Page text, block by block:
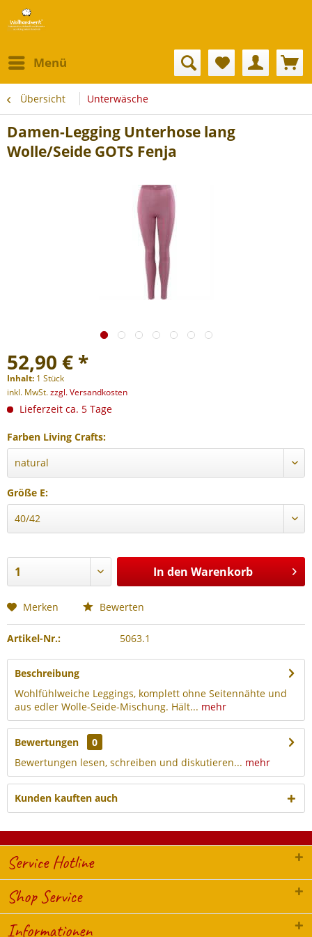
Menü
Übersicht Unterwäsche
Damen-Legging Unterhose lang
Wolle/Seide GOTS Fenja
52,90 € *
Inhalt: 1 Stück
inkl. MwSt.zzgl. Versandkosten
Lieferzeit ca. 5 Tage
Farben Living Crafts:
Größe E:
In den Warenkorb
Merken Bewerten
Artikel-Nr.: 5063.1
Beschreibung
Wohlfühlweiche Leggings, komplett ohne Seitennähte und
aus edler Wolle-Seide-Mischung. Hält... mehr
Bewertungen
0
Bewertungen lesen, schreiben und diskutieren... mehr
Kunden kauften auch
Service Hotline
Shop Service
Informationen